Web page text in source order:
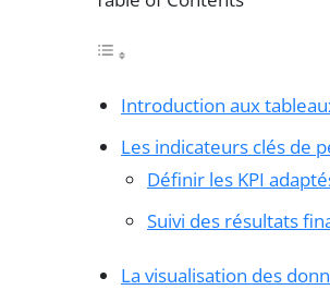
Introduction aux
Les indicateurs clés de
Définir les KPI
Suivi des résultats
La visualisation des